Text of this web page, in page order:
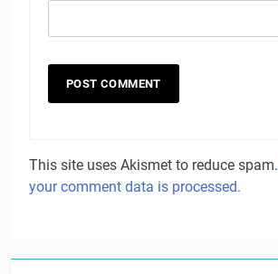
This site uses Akismet to reduce spam.
your comment data is processed.